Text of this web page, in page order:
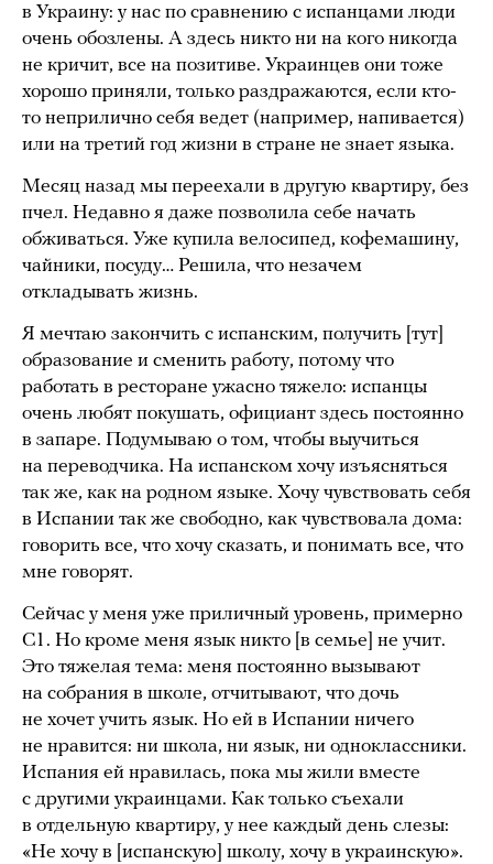
в Украину: у нас по сравнению с испанцами люди
очень обозлены. А здесь никто ни на кого никогда
не кричит, все на позитиве. Украинцев они тоже
хорошо приняли, только раздражаются, если кто-
то неприлично себя ведет (например, напивается)
или на третий год жизни в стране не знает языка.
Месяц назад мы переехали в другую квартиру, без
пчел. Недавно я даже позволила себе начать
обживаться. Уже купила велосипед, кофемашину,
чайники, посуду… Решила, что незачем
откладывать жизнь.
Я мечтаю закончить с испанским, получить [тут]
образование и сменить работу, потому что
работать в ресторане ужасно тяжело: испанцы
очень любят покушать, официант здесь постоянно
в запаре. Подумываю о том, чтобы выучиться
на переводчика. На испанском хочу изъясняться
так же, как на родном языке. Хочу чувствовать себя
в Испании так же свободно, как чувствовала дома:
говорить все, что хочу сказать, и понимать все, что
мне говорят.
Сейчас у меня уже приличный уровень, примерно
С1. Но кроме меня язык никто [в семье] не учит.
Это тяжелая тема: меня постоянно вызывают
на собрания в школе, отчитывают, что дочь
не хочет учить язык. Но ей в Испании ничего
не нравится: ни школа, ни язык, ни одноклассники.
Испания ей нравилась, пока мы жили вместе
с другими украинцами. Как только съехали
в отдельную квартиру, у нее каждый день слезы:
«Не хочу в [испанскую] школу, хочу в украинскую».